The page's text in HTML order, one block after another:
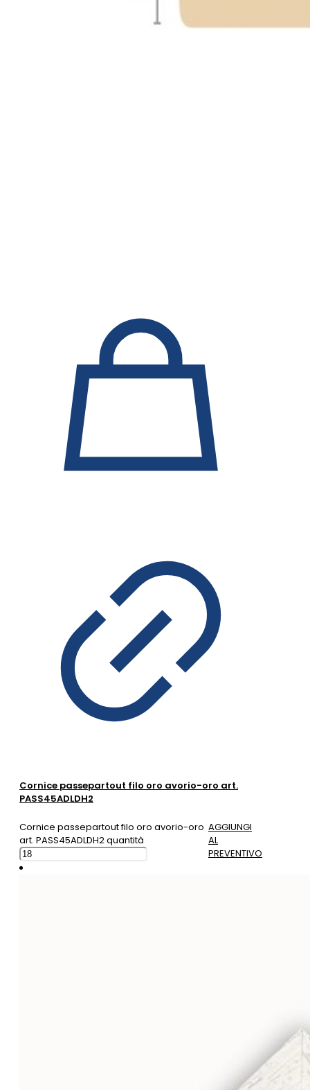
Cornice passepartout filo oro avorio-oro art.
PASS45ADLDH2
Cornice passepartout filo oro avorio-oro
art. PASS45ADLDH2 quantità
AGGIUNGI
AL
PREVENTIVO